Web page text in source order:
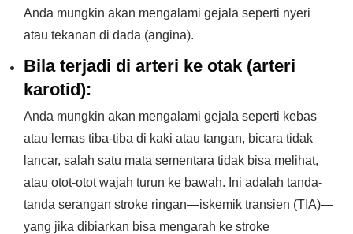
Anda mungkin akan mengalami gejala seperti nyeri
atau tekanan di dada (angina).
Bila terjadi di arteri ke otak (arteri
karotid):
Anda mungkin akan mengalami gejala seperti kebas
atau lemas tiba-tiba di kaki atau tangan, bicara tidak
lancar, salah satu mata sementara tidak bisa melihat,
atau otot-otot wajah turun ke bawah. Ini adalah tanda-
tanda serangan stroke ringan—iskemik transien (TIA)—
yang jika dibiarkan bisa mengarah ke stroke